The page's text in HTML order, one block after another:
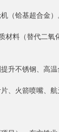
（铪基超合金）
材料（替代二
升不锈钢、高温
、火箭喷嘴、航